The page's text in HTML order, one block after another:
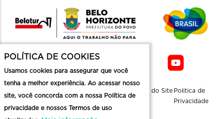
Mapa do Site Politica de
Privacidade
POLÍTICA DE COOKIES
Usamos cookies para assegurar que você
tenha a melhor experiência. Ao acessar nosso
site, você concorda com a nossa Política de
privacidade e nossos Termos de uso